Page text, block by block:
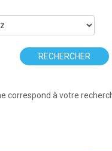
RECHERCHER
correspond à votre